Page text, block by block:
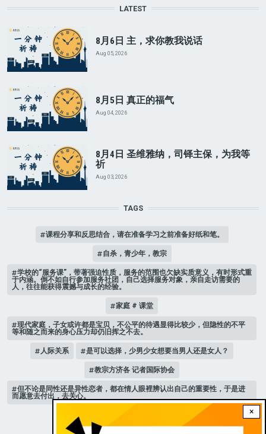
×
LATEST
8月6日 主，求你教我说话
Aug 05, 2026
8月5日 真正的福气
Aug 04, 2026
8月4日 圣维雅纳，司铎主保，为我等
祈
Aug 03, 2026
TAGS
课程分享和反思结合，请在准备学习之前准备好纸和笔。
自杀，青少年，教宗
学校的“服务课”，带著强迫性质，服务的范围也欠缺实质意义，有时形式重
于内涵。倒不如自行参加服务社团，自己选择服务对象，亲自走访需要的
人，往往能获得震撼与成长的经验。
家庭 # 课堂
现代家庭，子女或许都是宝贝，不公平的待遇显得比较少，但隐性的不平
等和随之而来的身心压力却仍旧挥之不去。
人际关系 是可以选择，少男少女想要当男人还是女人？
教宗方济各 记者国际协会
但不论是同性还是异性恋者，都在情人眼裡辨认出自己的重要性，于是进
而愿意去付出，去关心。